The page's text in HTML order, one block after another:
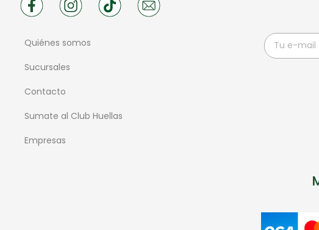
Quiénes somos
Sucursales
Contacto
Sumate al Club Huellas
Empresas